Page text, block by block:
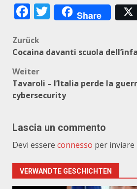
Facebook
Twitter
Share
Beitragsnavigation
Zurück
Cocaina davanti scuola
Weiter
Tavaroli – l’Italia perde la
cybersecurity
Lascia un commento
Devi essere connesso per inviare
VERWANDTE GESCHICHTEN